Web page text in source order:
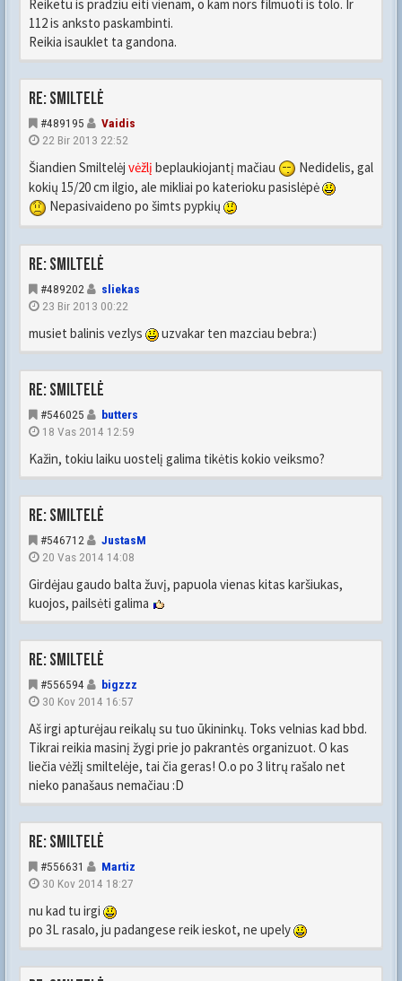
Reiketu is pradziu eiti vienam, o kam nors filmuoti is tolo. Ir
112 is anksto paskambinti.
Reikia isauklet ta gandona.
Re: Smiltelė
#489195
Vaidis
22 Bir 2013 22:52
Šiandien Smiltelėj vėžlį beplaukiojantį mačiau
Nedidelis, gal
kokių 15/20 cm ilgio, ale mikliai po katerioku pasislėpė
Nepasivaideno po šimts pypkių
Re: Smiltelė
#489202
sliekas
23 Bir 2013 00:22
musiet balinis vezlys uzvakar ten mazciau bebra:)
Re: Smiltelė
#546025
butters
18 Vas 2014 12:59
Kažin, tokiu laiku uostelį galima tikėtis kokio veiksmo?
Re: Smiltelė
#546712
JustasM
20 Vas 2014 14:08
Girdėjau gaudo balta žuvį, papuola vienas kitas karšiukas,
kuojos, pailsėti galima
Re: Smiltelė
#556594
bigzzz
30 Kov 2014 16:57
Aš irgi apturėjau reikalų su tuo ūkininkų. Toks velnias kad bbd.
Tikrai reikia masinį žygi prie jo pakrantės organizuot. O kas
liečia vėžlį smiltelėje, tai čia geras! O.o po 3 litrų rašalo net
nieko panašaus nemačiau :D
Re: Smiltelė
#556631
Martiz
30 Kov 2014 18:27
nu kad tu irgi
po 3L rasalo, ju padangese reik ieskot, ne upely